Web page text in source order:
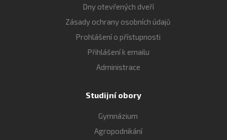
Dny otevřených dveří
Zásady ochrany osobních údajů
Prohlášení o přístupnosti
Přihlášení k emailu
Administrace
Studijní obory
Gymnázium
Agropodnikání